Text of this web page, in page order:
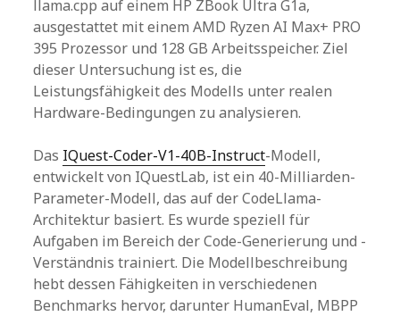
llama.cpp auf einem HP ZBook Ultra G1a,
ausgestattet mit einem AMD Ryzen AI Max+ PRO
395 Prozessor und 128 GB Arbeitsspeicher. Ziel
dieser Untersuchung ist es, die
Leistungsfähigkeit des Modells unter realen
Hardware-Bedingungen zu analysieren.
Das IQuest-Coder-V1-40B-Instruct-Modell,
entwickelt von IQuestLab, ist ein 40-Milliarden-
Parameter-Modell, das auf der CodeLlama-
Architektur basiert. Es wurde speziell für
Aufgaben im Bereich der Code-Generierung und -
Verständnis trainiert. Die Modellbeschreibung
hebt dessen Fähigkeiten in verschiedenen
Benchmarks hervor, darunter HumanEval, MBPP